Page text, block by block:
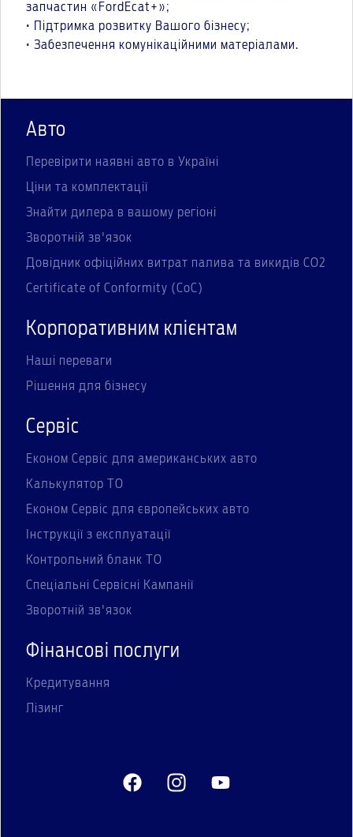
запчастин «FordEcat+»;
• Підтримка розвитку Вашого бізнесу;
• Забезпечення комунікаційними матеріалами.
Авто
Перевірити наявні авто в Україні
Ціни та комплектації
Знайти дилера в вашому регіоні
Зворотній зв'язок
Довідник офіційних витрат палива та викидів СО2
Certificate of Conformity (CoC)
Корпоративним клієнтам
Наші переваги
Рішення для бізнесу
Сервіс
Економ Сервіс для американських авто
Калькулятор ТО
Економ Сервіс для європейських авто
Інструкції з експлуатації
Контрольний бланк ТО
Спеціальні Сервісні Кампанії
Зворотній зв'язок
Фінансові послуги
Кредитування
Лізинг